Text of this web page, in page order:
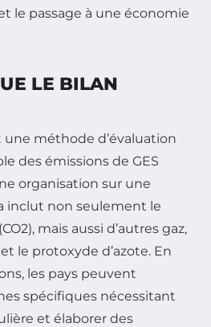
le passage à une économie
LE BILAN
une méthode d’évaluation
des émissions de GES
organisation sur une
inclut non seulement le
mais aussi d’autres gaz,
le protoxyde d’azote. En
les pays peuvent
spécifiques nécessitant
et élaborer des